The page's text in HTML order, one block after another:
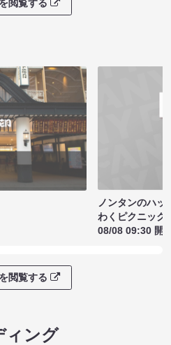
閲覧する
ノンタンのハッ
わくピクニック
08/08 09:30 開
閲覧する
ィング